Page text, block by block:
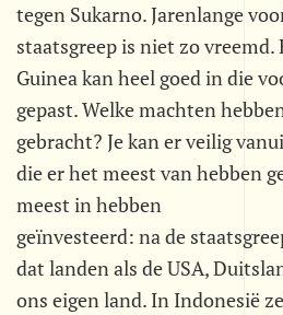
tegen Sukarno. Jarenlange
staatsgreep is niet zo
Guinea kan heel goed in die
gepast. Welke machten
gebracht? Je kan er veilig
die er het meest van hebben
meest in hebben
geïnvesteerd: na de
dat landen als de USA,
ons eigen land. In Indonesië